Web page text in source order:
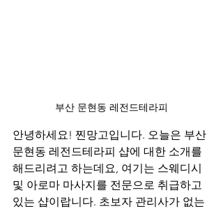
부산 문현동 레전드테라피
안녕하세요! 찐망고입니다. 오늘은 부산
문현동 레전드테라피 샵에 대한 소개를
해드리려고 하는데요, 여기는 스웨디시
및 아로마 마사지를 전문으로 취급하고
있는 샵이랍니다. 초보자 관리사가 없는